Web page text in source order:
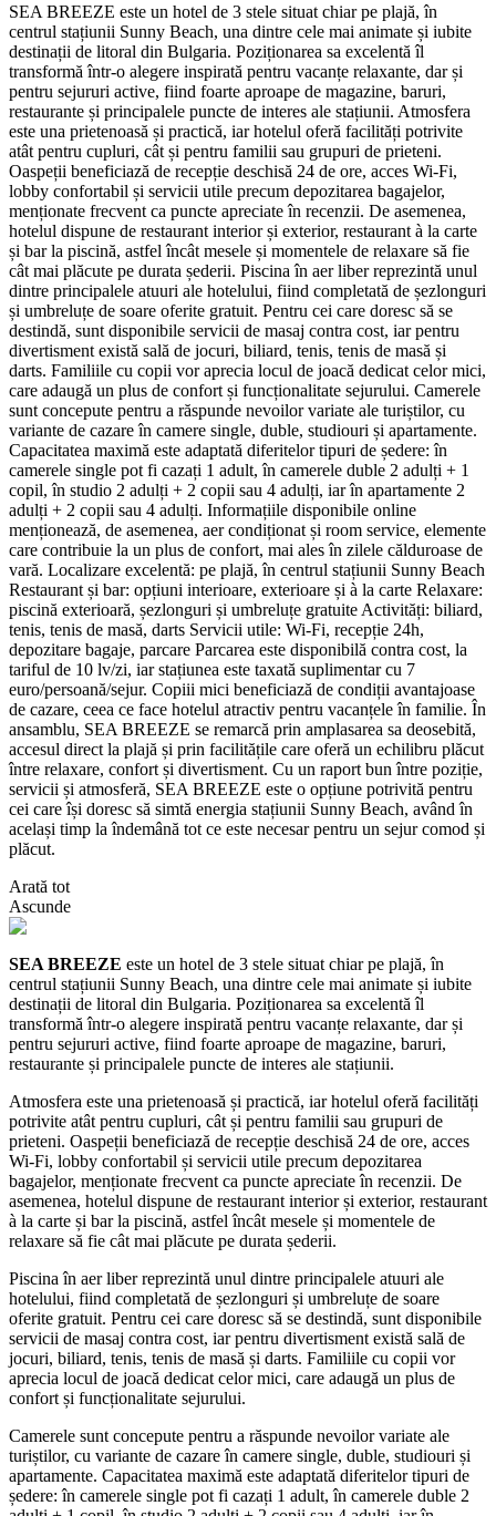
SEA BREEZE este un hotel de 3 stele situat chiar pe plajă, în
centrul stațiunii Sunny Beach, una dintre cele mai animate și iubite
destinații de litoral din Bulgaria. Poziționarea sa excelentă îl
transformă într-o alegere inspirată pentru vacanțe relaxante, dar și
pentru sejururi active, fiind foarte aproape de magazine, baruri,
restaurante și principalele puncte de interes ale stațiunii. Atmosfera
este una prietenoasă și practică, iar hotelul oferă facilități potrivite
atât pentru cupluri, cât și pentru familii sau grupuri de prieteni.
Oaspeții beneficiază de recepție deschisă 24 de ore, acces Wi‑Fi,
lobby confortabil și servicii utile precum depozitarea bagajelor,
menționate frecvent ca puncte apreciate în recenzii. De asemenea,
hotelul dispune de restaurant interior și exterior, restaurant à la carte
și bar la piscină, astfel încât mesele și momentele de relaxare să fie
cât mai plăcute pe durata șederii. Piscina în aer liber reprezintă unul
dintre principalele atuuri ale hotelului, fiind completată de șezlonguri
și umbreluțe de soare oferite gratuit. Pentru cei care doresc să se
destindă, sunt disponibile servicii de masaj contra cost, iar pentru
divertisment există sală de jocuri, biliard, tenis, tenis de masă și
darts. Familiile cu copii vor aprecia locul de joacă dedicat celor mici,
care adaugă un plus de confort și funcționalitate sejurului. Camerele
sunt concepute pentru a răspunde nevoilor variate ale turiștilor, cu
variante de cazare în camere single, duble, studiouri și apartamente.
Capacitatea maximă este adaptată diferitelor tipuri de ședere: în
camerele single pot fi cazați 1 adult, în camerele duble 2 adulți + 1
copil, în studio 2 adulți + 2 copii sau 4 adulți, iar în apartamente 2
adulți + 2 copii sau 4 adulți. Informațiile disponibile online
menționează, de asemenea, aer condiționat și room service, elemente
care contribuie la un plus de confort, mai ales în zilele călduroase de
vară. Localizare excelentă: pe plajă, în centrul stațiunii Sunny Beach
Restaurant și bar: opțiuni interioare, exterioare și à la carte Relaxare:
piscină exterioară, șezlonguri și umbreluțe gratuite Activități: biliard,
tenis, tenis de masă, darts Servicii utile: Wi‑Fi, recepție 24h,
depozitare bagaje, parcare Parcarea este disponibilă contra cost, la
tariful de 10 lv/zi, iar stațiunea este taxată suplimentar cu 7
euro/persoană/sejur. Copiii mici beneficiază de condiții avantajoase
de cazare, ceea ce face hotelul atractiv pentru vacanțele în familie. În
ansamblu, SEA BREEZE se remarcă prin amplasarea sa deosebită,
accesul direct la plajă și prin facilitățile care oferă un echilibru plăcut
între relaxare, confort și divertisment. Cu un raport bun între poziție,
servicii și atmosferă, SEA BREEZE este o opțiune potrivită pentru
cei care își doresc să simtă energia stațiunii Sunny Beach, având în
același timp la îndemână tot ce este necesar pentru un sejur comod și
plăcut.
Arată tot
Ascunde
SEA BREEZE este un hotel de 3 stele situat chiar pe plajă, în
centrul stațiunii Sunny Beach, una dintre cele mai animate și iubite
destinații de litoral din Bulgaria. Poziționarea sa excelentă îl
transformă într-o alegere inspirată pentru vacanțe relaxante, dar și
pentru sejururi active, fiind foarte aproape de magazine, baruri,
restaurante și principalele puncte de interes ale stațiunii.
Atmosfera este una prietenoasă și practică, iar hotelul oferă facilități
potrivite atât pentru cupluri, cât și pentru familii sau grupuri de
prieteni. Oaspeții beneficiază de recepție deschisă 24 de ore, acces
Wi‑Fi, lobby confortabil și servicii utile precum depozitarea
bagajelor, menționate frecvent ca puncte apreciate în recenzii. De
asemenea, hotelul dispune de restaurant interior și exterior, restaurant
à la carte și bar la piscină, astfel încât mesele și momentele de
relaxare să fie cât mai plăcute pe durata șederii.
Piscina în aer liber reprezintă unul dintre principalele atuuri ale
hotelului, fiind completată de șezlonguri și umbreluțe de soare
oferite gratuit. Pentru cei care doresc să se destindă, sunt disponibile
servicii de masaj contra cost, iar pentru divertisment există sală de
jocuri, biliard, tenis, tenis de masă și darts. Familiile cu copii vor
aprecia locul de joacă dedicat celor mici, care adaugă un plus de
confort și funcționalitate sejurului.
Camerele sunt concepute pentru a răspunde nevoilor variate ale
turiștilor, cu variante de cazare în camere single, duble, studiouri și
apartamente. Capacitatea maximă este adaptată diferitelor tipuri de
ședere: în camerele single pot fi cazați 1 adult, în camerele duble 2